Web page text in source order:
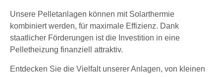
Unsere Pelletanlagen können mit Solarthermie
kombiniert werden, für maximale Effizienz. Dank
staatlicher Förderungen ist die Investition in eine
Pelletheizung finanziell attraktiv.
Entdecken Sie die Vielfalt unserer Anlagen, von kleinen